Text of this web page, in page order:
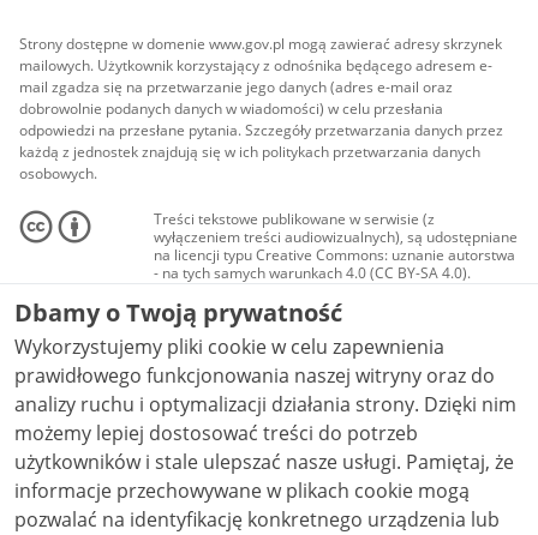
Strony dostępne w domenie www.gov.pl mogą zawierać adresy skrzynek
mailowych. Użytkownik korzystający z odnośnika będącego adresem e-
mail zgadza się na przetwarzanie jego danych (adres e-mail oraz
dobrowolnie podanych danych w wiadomości) w celu przesłania
odpowiedzi na przesłane pytania. Szczegóły przetwarzania danych przez
każdą z jednostek znajdują się w ich politykach przetwarzania danych
osobowych.
Treści tekstowe publikowane w serwisie (z
wyłączeniem treści audiowizualnych), są udostępniane
na licencji typu Creative Commons: uznanie autorstwa
- na tych samych warunkach 4.0 (CC BY-SA 4.0).
Materiały audiowizualne, w tym zdjęcia, materiały
audio i wideo, są udostępniane na licencji typu
Creative Commons: uznanie autorstwa użycie
niekomercyjne - bez utworów zależnych 4.0 (CC BY-
NC-ND 4.0), o ile nie jest to stwierdzone inaczej.
Dbamy o Twoją prywatność
Wykorzystujemy pliki cookie w celu zapewnienia
prawidłowego funkcjonowania naszej witryny oraz do
analizy ruchu i optymalizacji działania strony. Dzięki nim
możemy lepiej dostosować treści do potrzeb
użytkowników i stale ulepszać nasze usługi. Pamiętaj, że
informacje przechowywane w plikach cookie mogą
pozwalać na identyfikację konkretnego urządzenia lub